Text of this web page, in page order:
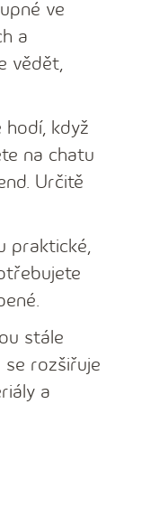
ve
a
vědět,
hodí, když
na chatu
Určitě
praktické,
stále
se rozšiřuje
a